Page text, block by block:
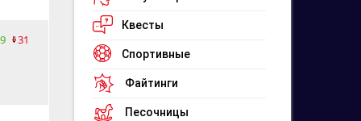
31
Квесты
Спортивные
Файтинги
Песочницы